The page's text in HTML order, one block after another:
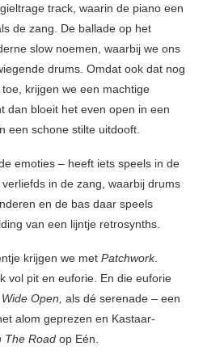
track, waarin de piano een
de zang. De ballade op het
slow noemen, waarbij we ons
drums. Omdat ook dat nog
krijgen we een machtige
dan bloeit het even open in een
een schone stilte uitdooft.
emoties – heeft iets speels in de
in de zang, waarbij drums
en de bas daar speels
van een lijntje retrosynths.
krijgen we met Patchwork.
vol pit en euforie. En die euforie
Open, als dé serenade – een
alom geprezen en Kastaar-
The Road op Eén.